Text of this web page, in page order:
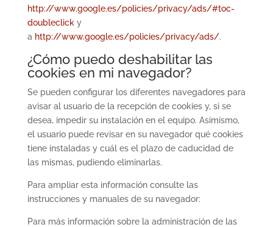
http://www.google.es/policies/privacy/ads/#toc-
doubleclick y
a http://www.google.es/policies/privacy/ads/.
¿Cómo puedo deshabilitar las
cookies en mi navegador?
Se pueden configurar los diferentes navegadores para
avisar al usuario de la recepción de cookies y, si se
desea, impedir su instalación en el equipo. Asimismo,
el usuario puede revisar en su navegador qué cookies
tiene instaladas y cuál es el plazo de caducidad de
las mismas, pudiendo eliminarlas.
Para ampliar esta información consulte las
instrucciones y manuales de su navegador:
Para más información sobre la administración de las